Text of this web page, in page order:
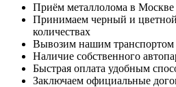
Приём металлолома в Москве
Принимаем черный и
количествах
Вывозим нашим транспортом
Наличие собственного
Быстрая оплата удобным
Заключаем официальные